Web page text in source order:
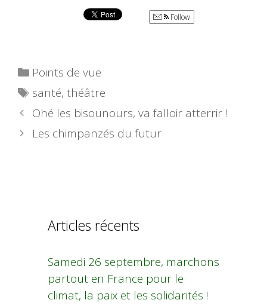
Follow
Catégories
Points de vue
Étiquettes
santé,théâtre
Ohé les bisounours, va falloir atterrir !
Les chimpanzés du futur
Articles récents
Samedi 26 septembre, marchons
partout en France pour le
climat, la paix et les solidarités !